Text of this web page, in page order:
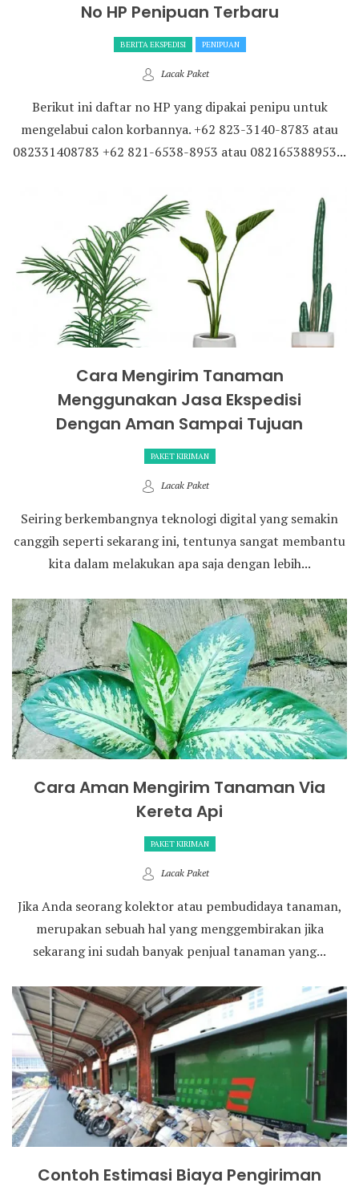
No HP Penipuan Terbaru
BERITA EKSPEDISI PENIPUAN
Lacak Paket
Berikut ini daftar no HP yang dipakai penipu untuk
mengelabui calon korbannya. +62 823-3140-8783 atau
082331408783 +62 821-6538-8953 atau 082165388953...
Cara Mengirim Tanaman
Menggunakan Jasa Ekspedisi
Dengan Aman Sampai Tujuan
PAKET KIRIMAN
Lacak Paket
Seiring berkembangnya teknologi digital yang semakin
canggih seperti sekarang ini, tentunya sangat membantu
kita dalam melakukan apa saja dengan lebih...
Cara Aman Mengirim Tanaman Via
Kereta Api
PAKET KIRIMAN
Lacak Paket
Jika Anda seorang kolektor atau pembudidaya tanaman,
merupakan sebuah hal yang menggembirakan jika
sekarang ini sudah banyak penjual tanaman yang...
Contoh Estimasi Biaya Pengiriman